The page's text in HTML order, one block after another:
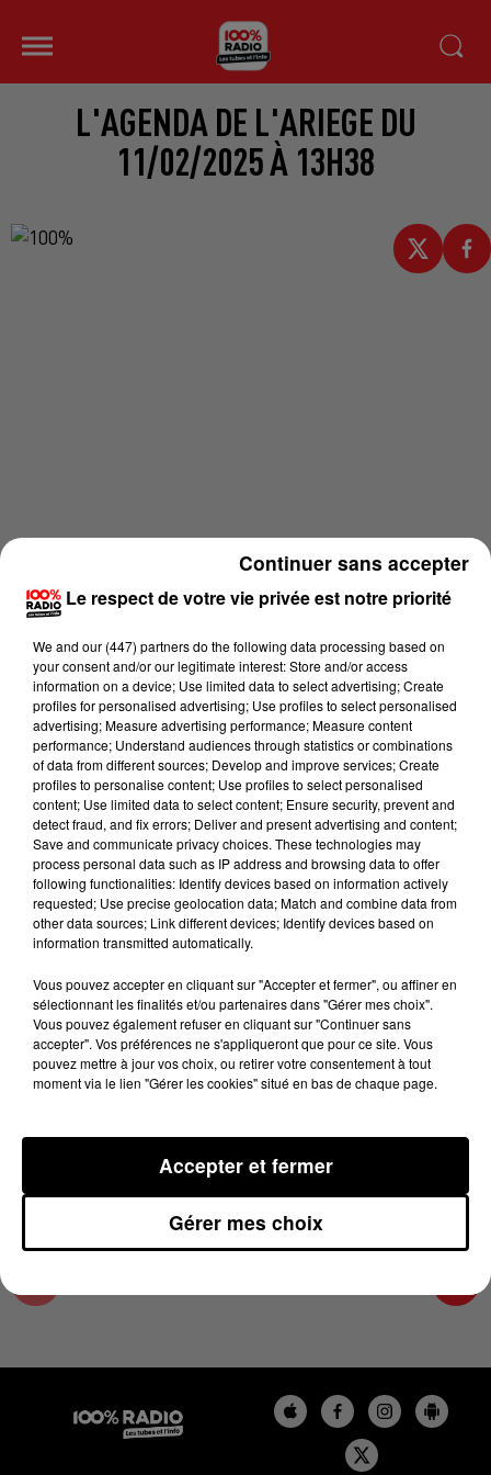
L'AGENDA DE L'ARIEGE DU
11/02/2025 À 13H38
Lecture (1 min 14 sec)
100%
100% Radio l'agenda de l'Ariege
11 février 2025 - 1 min 14 sec
L'AGENDA DE L'ARIEGE DU 11/02/2025 À
13H38
L'agenda de l'Ariege
Le respect de votre vie privée est notre priorité
We and our (447) partnersdo the following data processing based on
your consent and/or our legitimate interest: Store and/or access
information on a device; Use limited data to select advertising; Create
profiles for personalised advertising; Use profiles to select personalised
advertising; Measure advertising performance; Measure content
performance; Understand audiences through statistics or combinations
of data from different sources; Develop and improve services; Create
profiles to personalise content; Use profiles to select personalised
content; Use limited data to select content; Ensure security, prevent and
detect fraud, and fix errors; Deliver and present advertising and content;
Save and communicate privacy choices. These technologies may
process personal data such as IP address and browsing data to offer
following functionalities: Identify devices based on information actively
requested; Use precise geolocation data; Match and combine data from
other data sources; Link different devices; Identify devices based on
information transmitted automatically.
Vous pouvez accepter en cliquant sur "Accepter et fermer", ou affiner en
sélectionnant les finalités et/ou partenaires dans "Gérer mes choix".
Vous pouvez également refuser en cliquant sur "Continuer sans
accepter". Vos préférences ne s'appliqueront que pour ce site. Vous
pouvez mettre à jour vos choix, ou retirer votre consentement à tout
moment via le lien "Gérer les cookies" situé en bas de chaque page.
Gérer mes choix
Accepter et fermer
Continuer sans accepter